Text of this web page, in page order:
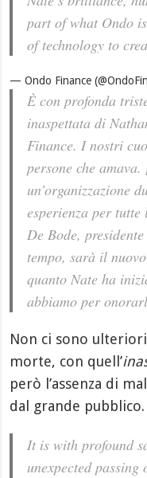
part of what Ondo
of technology to
— Ondo Finance
È con profonda
inaspettata di
Finance. I nostri
persone che
un’organizzazione
esperienza per
De Bode,
tempo, sarà il
quanto Nate ha
abbiamo per
Non ci sono
morte, con quell’
però l’assenza di
dal grande pubblico.
It is with profound
unexpected